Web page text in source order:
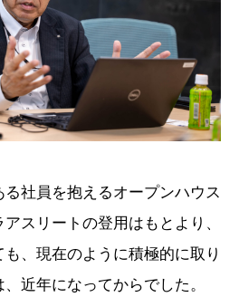
る社員を抱えるオープンハウス
スリートの登用はもとより、
、現在のように積極的に取り
近年になってからでした。